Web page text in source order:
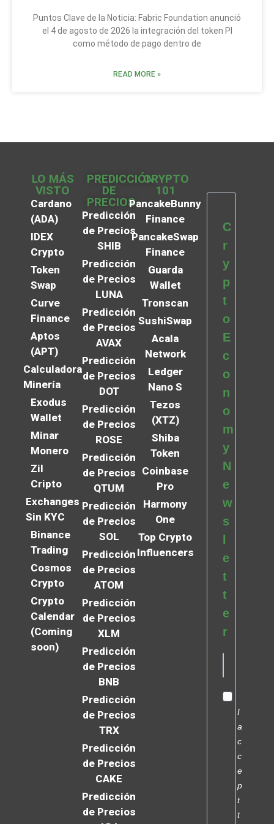
Puntos Clave de la Noticia: Fabric Foundation anunció
el 4 de agosto de 2026 la integración del token PI
como método de pago dentro de
READ MORE »
LO MÁS
VISTO
Cardano
(ADA)
IDEX
Crypto
Token
Swap
Curve
Finance
Aptos
(APT)
Calculadora
Minería
Exodus
Wallet
Minar
Monero
Zil
Cripto
Exchanges
Sin KYC
Binance
Trading
Cosmos
Crypto
Crypto
Calendar
(Coming
soon)
PREDICCIÓN
DE
PRECIOS
Predicción
de Precios
SHIB
Predicción
de Precios
LUNA
Predicción
de Precios
AVAX
Predicción
de Precios
DOT
Predicción
de Precios
ROSE
Predicción
de Precios
QTUM
Predicción
de Precios
SOL
Predicción
de Precios
ATOM
Predicción
de Precios
XLM
Predicción
de Precios
BNB
Predicción
de Precios
TRX
Predicción
de Precios
CAKE
Predicción
de Precios
CRYPTO
101
PancakeBunny
Finance
PancakeSwap
Finance
Guarda
Wallet
Tronscan
SushiSwap
Acala
Network
Ledger
Nano S
Tezos
(XTZ)
Shiba
Token
Coinbase
Pro
Harmony
One
Top Crypto
Influencers
C
r
y
p
t
o
E
c
o
n
o
m
y
N
e
w
s
e
t
t
e
r
I
a
c
c
e
p
t
t